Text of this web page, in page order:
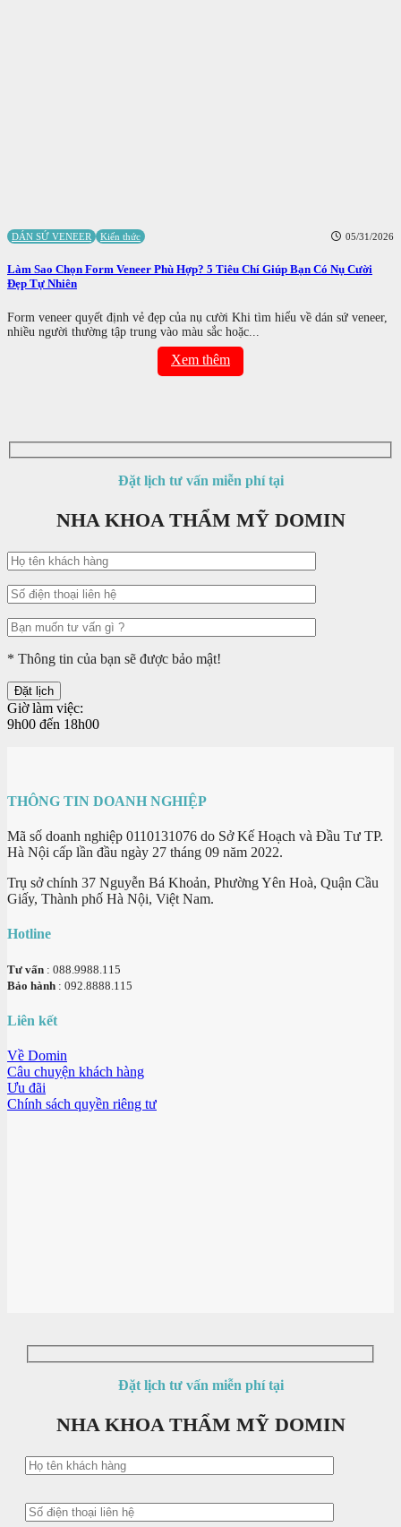
DÁN SỨ VENEER Kiến thức 05/31/2026
Làm Sao Chọn Form Veneer Phù Hợp? 5 Tiêu Chí Giúp Bạn Có Nụ Cười
Đẹp Tự Nhiên
Form veneer quyết định vẻ đẹp của nụ cười Khi tìm hiểu về dán sứ veneer,
nhiều người thường tập trung vào màu sắc hoặc...
Xem thêm
Đặt lịch tư vấn miễn phí tại
NHA KHOA THẨM MỸ DOMIN
* Thông tin của bạn sẽ được bảo mật!
Giờ làm việc:
9h00 đến 18h00
THÔNG TIN DOANH NGHIỆP
Mã số doanh nghiệp 0110131076 do Sở Kế Hoạch và Đầu Tư TP.
Hà Nội cấp lần đầu ngày 27 tháng 09 năm 2022.
Trụ sở chính 37 Nguyễn Bá Khoản, Phường Yên Hoà, Quận Cầu
Giấy, Thành phố Hà Nội, Việt Nam.
Hotline
Tư vấn : 088.9988.115
Bảo hành : 092.8888.115
Liên kết
Về Domin
Câu chuyện khách hàng
Ưu đãi
Chính sách quyền riêng tư
Đặt lịch tư vấn miễn phí tại
NHA KHOA THẨM MỸ DOMIN